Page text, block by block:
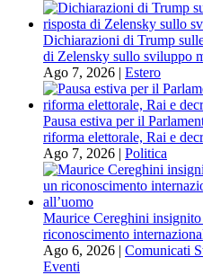
Dichiarazioni di Trump
di Zelensky sullo sviluppo
Ago 7, 2026 | Estero
Pausa estiva per il
riforma elettorale, Rai e
Ago 7, 2026 | Politica
Maurice Cereghini
riconoscimento
Ago 6, 2026 | Comunicati
Eventi